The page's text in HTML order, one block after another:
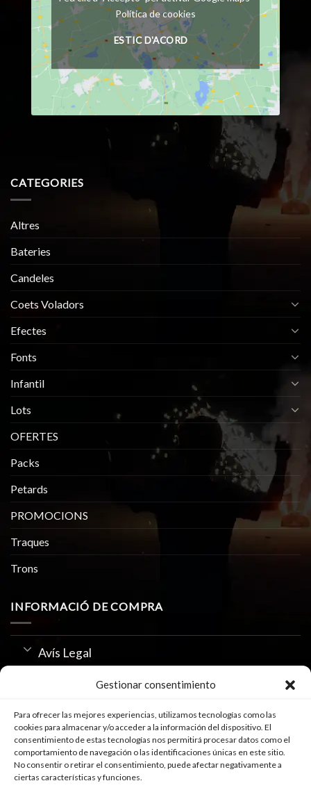
Gestionar consentimiento
Para ofrecer las mejores experiencias, utilizamos tecnologías como las
cookies para almacenar y/o acceder a la información del dispositivo. El
consentimiento de estas tecnologías nos permitirá procesar datos como el
comportamiento de navegación o las identificaciones únicas en este sitio.
No consentir o retirar el consentimiento, puede afectar negativamente a
ciertas características y funciones.
Política de cookies
ESTIC D'ACORD
CATEGORIES
Altres
Bateries
Candeles
Coets Voladors
Efectes
Fonts
Infantil
Lots
OFERTES
Packs
Petards
PROMOCIONS
Traques
Trons
INFORMACIÓ DE COMPRA
Avís Legal
Política de Privacitat
Us de Cookies
SEGUEIX-NOS A